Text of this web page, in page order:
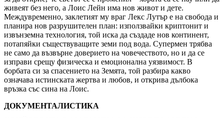
живеят без него, а Лоис Лейн има нов живот и дете.
Междувременно, заклетият му враг Лекс Лутър е на свобода и
планира нов разрушителен план: използвайки криптонит и
извънземна технология, той иска да създаде нов континент,
потапяйки съществуващите земи под вода. Супермен трябва
не само да възвърне доверието на човечеството, но и да се
изправи срещу физическа и емоционална уязвимост. В
борбата си за спасението на Земята, той разбира какво
означава истинската жертва и любов, и открива дълбока
връзка със сина на Лоис.
ДОКУМЕНТАЛИСТИКА